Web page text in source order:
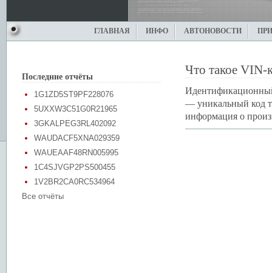
ГЛАВНАЯ ИНФО АВТОНОВОСТИ
Последние отчёты
1G1ZD5ST9PF228076
5UXXW3C51G0R21965
3GKALPEG3RL402092
WAUDACF5XNA029359
WAUEAAF48RN005995
1C4SJVGP2PS500455
1V2BR2CA0RC534964
Все отчёты
Что такое VIN-
— уникальный код
информация о